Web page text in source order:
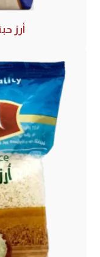
أرز حبة